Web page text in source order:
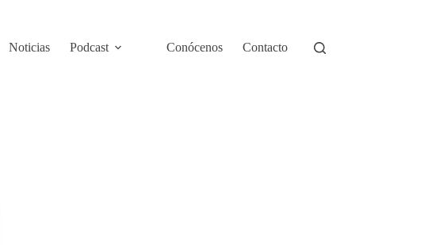
Noticias Podcast Conócenos Contacto